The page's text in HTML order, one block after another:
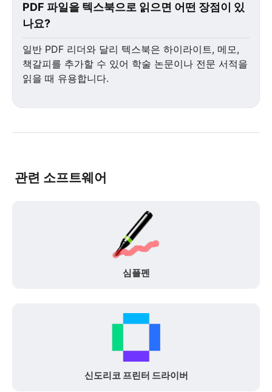
PDF 파일을 텍스북으로 읽으면 어떤 장점이 있
나요?
일반 PDF 리더와 달리 텍스북은 하이라이트, 메모,
책갈피를 추가할 수 있어 학술 논문이나 전문 서적을
읽을 때 유용합니다.
관련 소프트웨어
심플펜
신도리코 프린터 드라이버